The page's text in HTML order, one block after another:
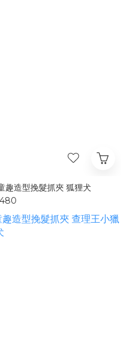
造型挽髮抓夾 狐狸犬